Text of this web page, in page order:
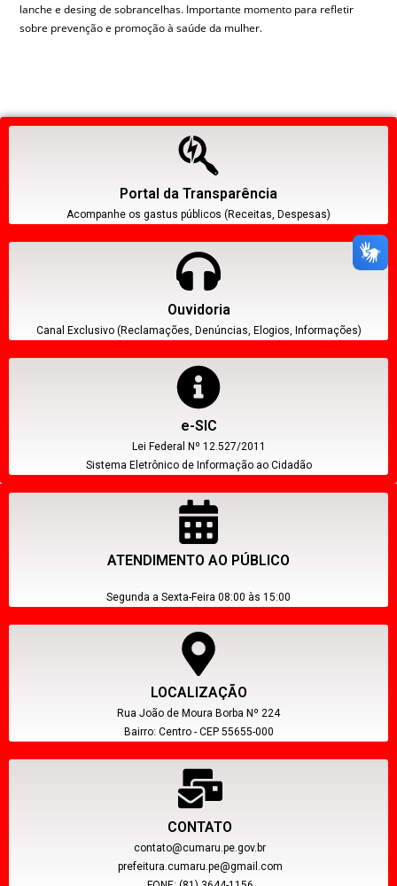
lanche e desing de sobrancelhas. Importante momento para refletir
sobre prevenção e promoção à saúde da mulher.
Portal da Transparência
Acompanhe os gastus públicos (Receitas, Despesas)
Ouvidoria
Canal Exclusivo (Reclamações, Denúncias, Elogios, Informações)
e-SIC
Lei Federal Nº 12.527/2011
Sistema Eletrônico de Informação ao Cidadão
ATENDIMENTO AO PÚBLICO
Segunda a Sexta-Feira 08:00 às 15:00
LOCALIZAÇÃO
Rua João de Moura Borba Nº 224
Bairro: Centro - CEP 55655-000
CONTATO
contato@cumaru.pe.gov.br
prefeitura.cumaru.pe@gmail.com